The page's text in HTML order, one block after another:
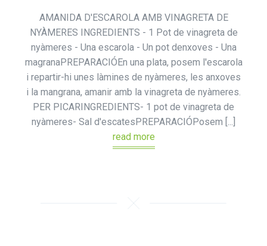
AMANIDA D'ESCAROLA AMB VINAGRETA DE
NYÀMERES INGREDIENTS - 1 Pot de vinagreta de
nyàmeres - Una escarola - Un pot denxoves - Una
magranaPREPARACIÓEn una plata, posem l'escarola
i repartir-hi unes làmines de nyàmeres, les anxoves
i la mangrana, amanir amb la vinagreta de nyàmeres.
PER PICARINGREDIENTS- 1 pot de vinagreta de
nyàmeres- Sal d'escatesPREPARACIÓPosem [...]
read more